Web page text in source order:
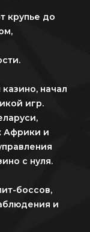
крупье до
начал
игр.
Африки и
с нуля.
боссов,
и